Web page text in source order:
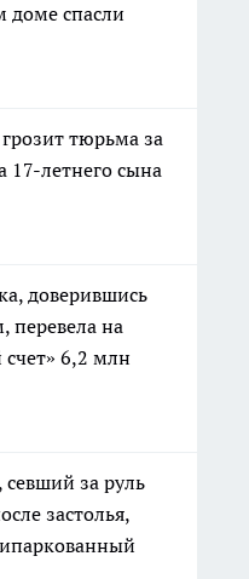
доме спасли
тюрьма за
17-летнего сына
доверившись
на
счет» 6,2 млн
за руль
застолья,